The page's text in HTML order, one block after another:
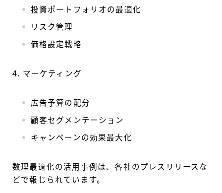
投資ポートフォリオの最適化
リスク管理
価格設定戦略
4. マーケティング
広告予算の配分
顧客セグメンテーション
キャンペーンの効果最大化
数理最適化の活用事例は、各社のプレスリリースな
どで報じられています。